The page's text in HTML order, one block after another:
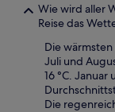
Wie wird aller
Reise das
Die
Juli und
16 °C.
Die